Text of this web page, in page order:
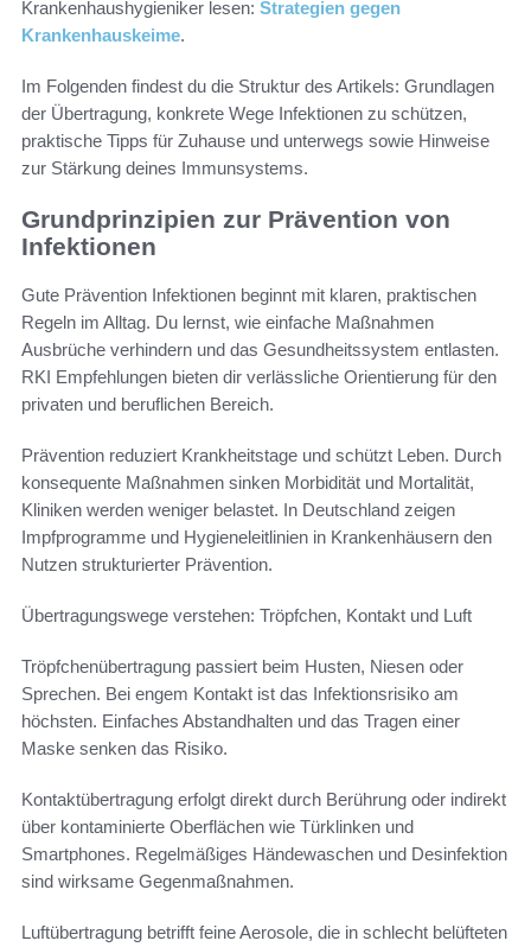
Krankenhaushygieniker lesen: Strategien gegen
Krankenhauskeime.
Im Folgenden findest du die Struktur des Artikels: Grundlagen
der Übertragung, konkrete Wege Infektionen zu schützen,
praktische Tipps für Zuhause und unterwegs sowie Hinweise
zur Stärkung deines Immunsystems.
Grundprinzipien zur Prävention von
Infektionen
Gute Prävention Infektionen beginnt mit klaren, praktischen
Regeln im Alltag. Du lernst, wie einfache Maßnahmen
Ausbrüche verhindern und das Gesundheitssystem entlasten.
RKI Empfehlungen bieten dir verlässliche Orientierung für den
privaten und beruflichen Bereich.
Prävention reduziert Krankheitstage und schützt Leben. Durch
konsequente Maßnahmen sinken Morbidität und Mortalität,
Kliniken werden weniger belastet. In Deutschland zeigen
Impfprogramme und Hygieneleitlinien in Krankenhäusern den
Nutzen strukturierter Prävention.
Übertragungswege verstehen: Tröpfchen, Kontakt und Luft
Tröpfchenübertragung passiert beim Husten, Niesen oder
Sprechen. Bei engem Kontakt ist das Infektionsrisiko am
höchsten. Einfaches Abstandhalten und das Tragen einer
Maske senken das Risiko.
Kontaktübertragung erfolgt direkt durch Berührung oder indirekt
über kontaminierte Oberflächen wie Türklinken und
Smartphones. Regelmäßiges Händewaschen und Desinfektion
sind wirksame Gegenmaßnahmen.
Luftübertragung betrifft feine Aerosole, die in schlecht belüfteten